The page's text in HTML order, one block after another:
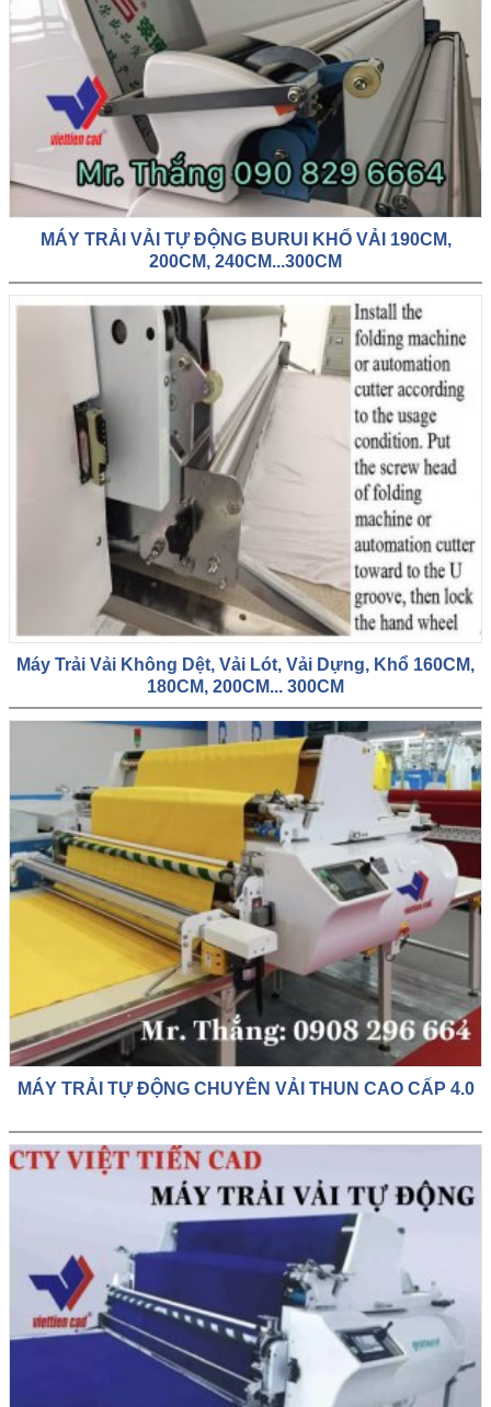
MÁY TRẢI VẢI TỰ ĐỘNG BURUI KHỔ VẢI 190CM,
200CM, 240CM...300CM
Máy Trải Vải Không Dệt, Vải Lót, Vải Dựng, Khổ 160CM,
180CM, 200CM... 300CM
MÁY TRẢI TỰ ĐỘNG CHUYÊN VẢI THUN CAO CẤP 4.0